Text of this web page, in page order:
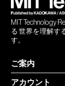
MIT Technology
る 世界を理解す
す。
ご案内
アカウント